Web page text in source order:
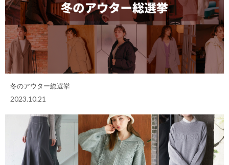
冬のアウター総選挙
2023.10.21